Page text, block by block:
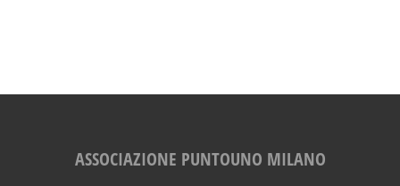
ASSOCIAZIONE PUNTOUNO MILANO